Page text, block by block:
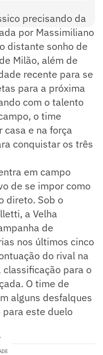
precisando da
por Massimiliano
distante sonho de
Milão, além de
recente para se
para a próxima
com o talento
o time
casa e na força
conquistar os três
em campo
de se impor como
direto. Sob o
a Velha
de
nos últimos cinco
do rival na
para o
O time de
alguns desfalques
este duelo